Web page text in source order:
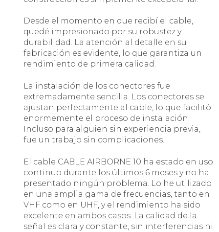
Desde el momento en que recibí el cable,
quedé impresionado por su robustez y
durabilidad. La atención al detalle en su
fabricación es evidente, lo que garantiza un
rendimiento de primera calidad.
La instalación de los conectores fue
extremadamente sencilla. Los conectores se
ajustan perfectamente al cable, lo que facilitó
enormemente el proceso de instalación.
Incluso para alguien sin experiencia previa,
fue un trabajo sin complicaciones.
El cable CABLE AIRBORNE 10 ha estado en uso
continuo durante los últimos 6 meses y no ha
presentado ningún problema. Lo he utilizado
en una amplia gama de frecuencias, tanto en
VHF como en UHF, y el rendimiento ha sido
excelente en ambos casos. La calidad de la
señal es clara y constante, sin interferencias ni